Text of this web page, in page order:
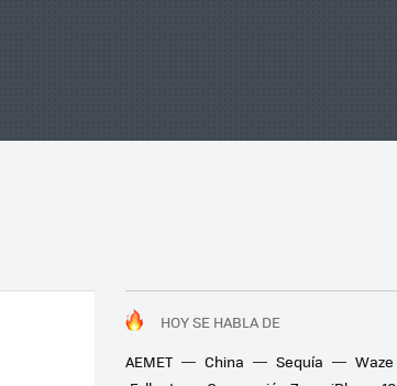
HOY SE HABLA DE
AEMET
China Sequía
Waze